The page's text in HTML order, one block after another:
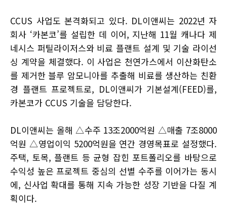
CCUS 사업도 본격화되고 있다. DL이앤씨는 2022년 자
회사 ‘카본코’를 설립한 데 이어, 지난해 11월 캐나다 제
네시스 퍼틸라이저스와 비료 플랜트 설계 및 기술 라이선
싱 계약을 체결했다. 이 사업은 천연가스에서 이산화탄소
를 제거한 블루 암모니아를 추출해 비료를 생산하는 친환
경 플랜트 프로젝트로, DL이앤씨가 기본설계(FEED)를,
카본코가 CCUS 기술을 담당한다.
DL이앤씨는 올해 △수주 13조2000억원 △매출 7조8000
억원 △영업이익 5200억원을 연간 경영목표로 설정했다.
주택, 토목, 플랜트 등 균형 잡힌 포트폴리오를 바탕으로
수익성 높은 프로젝트 중심의 선별 수주를 이어가는 동시
에, 신사업 확대를 통해 지속 가능한 성장 기반을 다질 계
획이다.